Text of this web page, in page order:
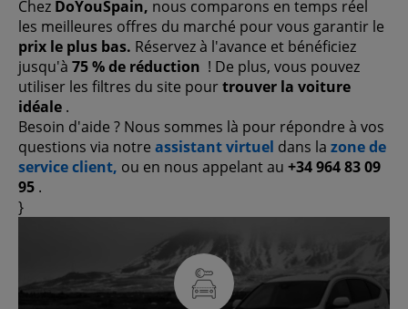
Chez DoYouSpain, nous comparons en temps réel
les meilleures offres du marché pour vous garantir le
prix le plus bas. Réservez à l'avance et bénéficiez
jusqu'à 75 % de réduction ! De plus, vous pouvez
utiliser les filtres du site pourtrouver la voiture
idéale .
Besoin d'aide ? Nous sommes là pour répondre à vos
questions via notre assistant virtuel dans la zone de
service client, ou en nous appelant au +34 964 83 09
95 .
}